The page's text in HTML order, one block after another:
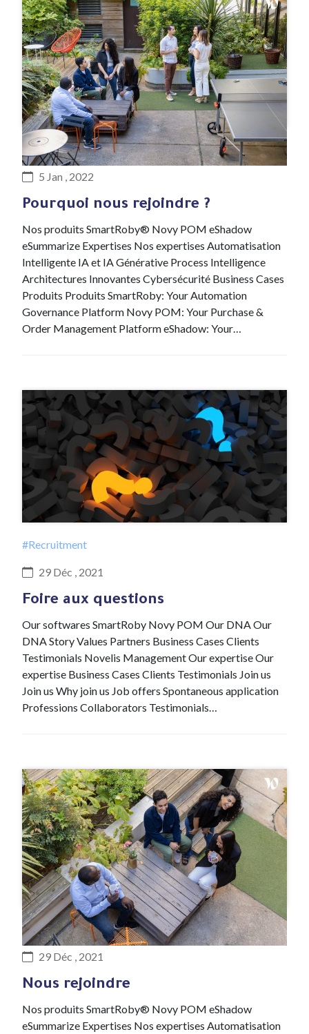
#Recrutement
5 Jan , 2022
Pourquoi nous rejoindre ?
Nos produits SmartRoby® Novy POM eShadow
eSummarize Expertises Nos expertises Automatisation
Intelligente IA et IA Générative Process Intelligence
Architectures Innovantes Cybersécurité Business Cases
Produits Produits SmartRoby: Your Automation
Governance Platform Novy POM: Your Purchase &
Order Management Platform eShadow: Your…
#Recruitment
29 Déc , 2021
Foire aux questions
Our softwares SmartRoby Novy POM Our DNA Our
DNA Story Values Partners Business Cases Clients
Testimonials Novelis Management Our expertise Our
expertise Business Cases Clients Testimonials Join us
Join us Why join us Job offers Spontaneous application
Professions Collaborators Testimonials…
#Recrutement
29 Déc , 2021
Nous rejoindre
Nos produits SmartRoby® Novy POM eShadow
eSummarize Expertises Nos expertises Automatisation